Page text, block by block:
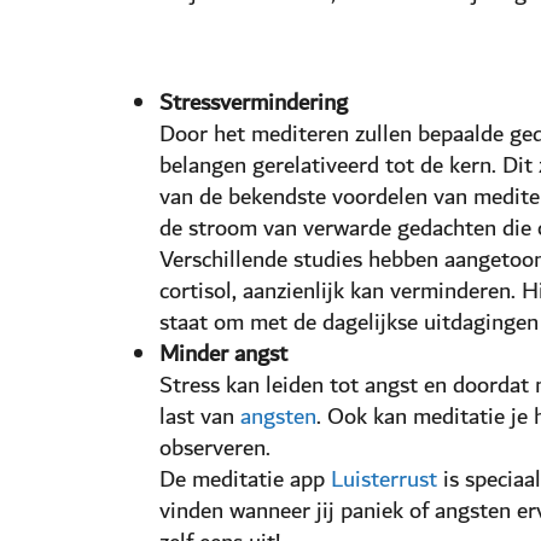
Stressvermindering
Door het mediteren zullen bepaalde
belangen gerelativeerd tot de kern.
van de bekendste voordelen van
de stroom van verwarde gedachten
Verschillende studies hebben
cortisol, aanzienlijk kan verminderen.
staat om met de dagelijkse
Minder angst
Stress kan leiden tot angst en
last vanangsten. Ook kan meditatie je
observeren.
De meditatie appLuisterrustis
vinden wanneer jij paniek of angsten